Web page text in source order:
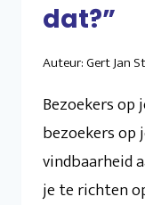
dat?”
Auteur:Gert Jan
Bezoekers op
bezoekers op
vindbaarheid
je te richten